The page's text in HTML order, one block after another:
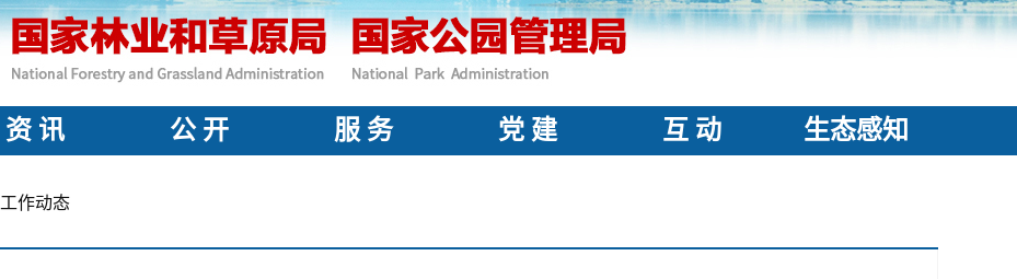
资 讯 公 开 服 务 党 建 互 动 生态感知
工作动态